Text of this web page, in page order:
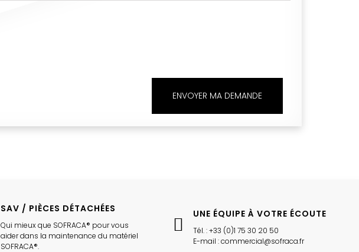
ENVOYER MA DEMANDE
SAV / PIÈCES DÉTACHÉES
Qui mieux que SOFRACA® pour vous
aider dans la maintenance du matériel
SOFRACA®.
UNE ÉQUIPE À VOTRE ÉCOUTE
Tél. : +33 (0)1 75 30 20 50
E-mail : commercial@sofraca.fr